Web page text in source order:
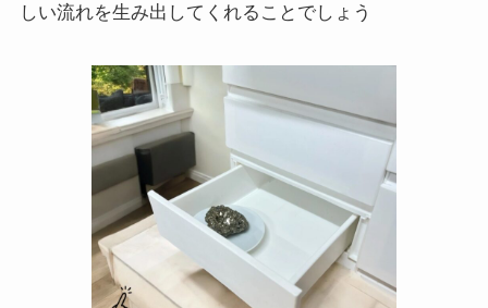
しい流れを生み出してくれることでしょう